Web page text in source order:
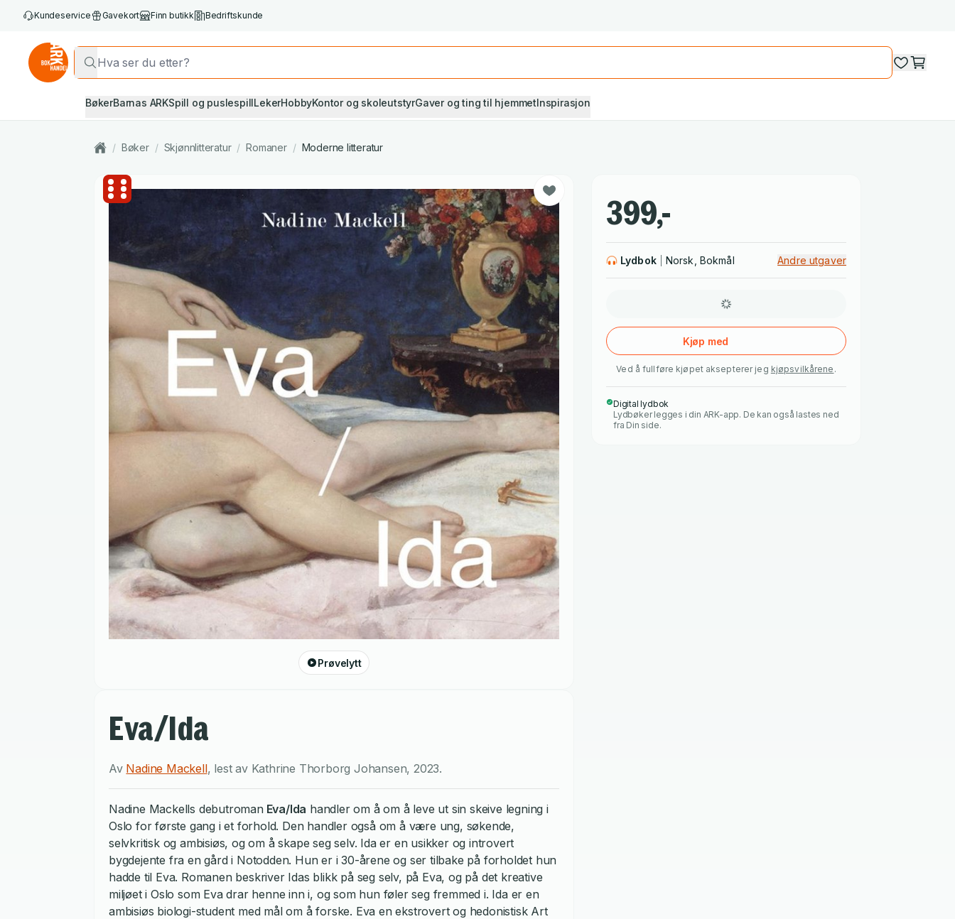
Kundeservice Gavekort Finn butikk Bedriftskunde
BøkerBarnas ARKSpill og puslespillLekerHobbyKontor og skoleutstyrGaver og ting til hjemmetInspirasjon
/ Bøker / Skjønnlitteratur / Romaner / Moderne litteratur
Prøvelytt
Eva/Ida
Av Nadine Mackell, lest av Kathrine Thorborg Johansen,2023.
Nadine Mackells debutromanEva/Ida handler om å om å leve ut sin skeive legning i
Oslo for første gang i et forhold. Den handler også om å være ung, søkende,
selvkritisk og ambisiøs, og om å skape seg selv. Ida er en usikker og introvert
bygdejente fra en gård i Notodden. Hun er i 30-årene og ser tilbake på forholdet hun
hadde til Eva. Romanen beskriver Idas blikk på seg selv, på Eva, og på det kreative
miljøet i Oslo som Eva drar henne inn i, og som hun føler seg fremmed i. Ida er en
ambisiøs biologi-student med mål om å forske. Eva en ekstrovert og hedonistisk Art
399,-
Lydbok Norsk, Bokmål Andre utgaver
Kjøp med
Ved å fullføre kjøpet aksepterer jeg kjøpsvilkårene .
Digital lydbok
Lydbøker legges i din ARK-app. De kan også lastes ned
fra Din side.